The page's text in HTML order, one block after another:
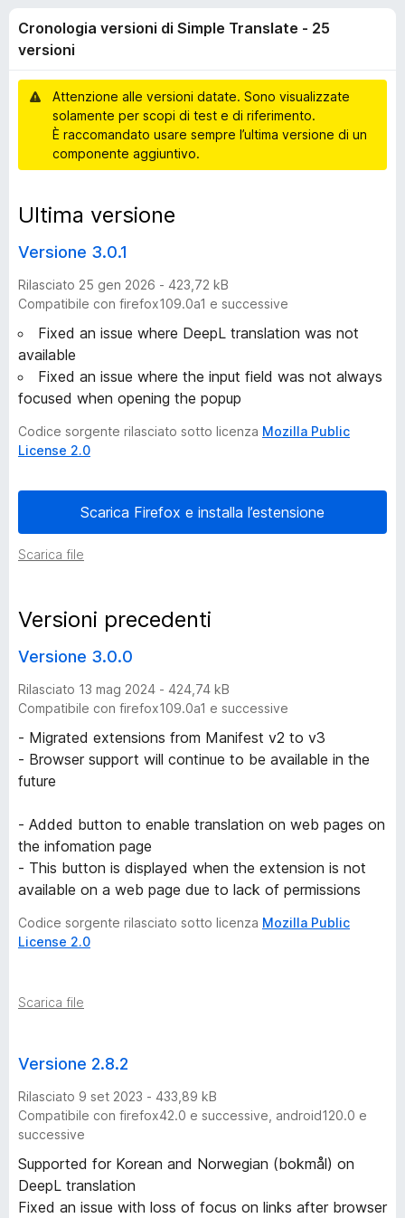
v
p
e
r
i
x
o
g
i
a
e
r
s
i
o
n
i
d
S
i
m
p
e
T
r
n
s
l
a
t
s
Cronologia versioni di Simple Translate - 25
versioni
Attenzione alle versioni datate. Sono visualizzate
solamente per scopi di test e di riferimento.
È raccomandato usare sempre l’ultima versione di un
componente aggiuntivo.
Ultima versione
Versione 3.0.1
Rilasciato 25 gen 2026 - 423,72 kB
Compatibile con firefox109.0a1 e successive
Fixed an issue where DeepL translation was not
available
Fixed an issue where the input field was not always
focused when opening the popup
Codice sorgente rilasciato sotto licenza Mozilla Public
License 2.0
Scarica Firefox e installa l’estensione
Scarica file
Versioni precedenti
Versione 3.0.0
Rilasciato 13 mag 2024 - 424,74 kB
Compatibile con firefox109.0a1 e successive
- Migrated extensions from Manifest v2 to v3
- Browser support will continue to be available in the
future
- Added button to enable translation on web pages on
the infomation page
- This button is displayed when the extension is not
available on a web page due to lack of permissions
Codice sorgente rilasciato sotto licenza Mozilla Public
License 2.0
Scarica file
Versione 2.8.2
Rilasciato 9 set 2023 - 433,89 kB
Compatibile con firefox42.0 e successive, android120.0 e
successive
Supported for Korean and Norwegian (bokmål) on
DeepL translation
Fixed an issue with loss of focus on links after browser